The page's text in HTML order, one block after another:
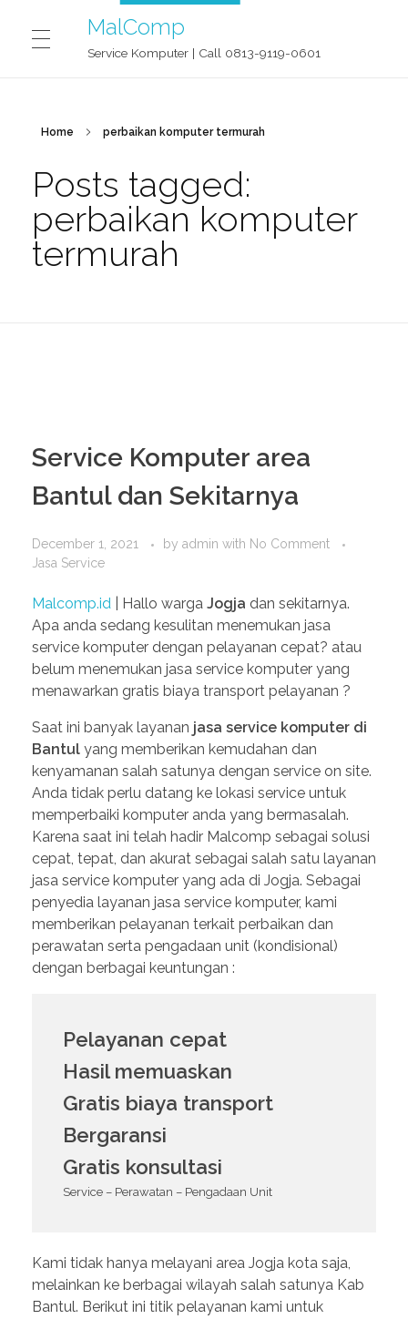
MalComp
Service Komputer | Call 0813-9119-0601
CONTACT
BLOG
Home perbaikan komputer termurah
Posts tagged:
perbaikan komputer
termurah
Service Komputer area
Bantul dan Sekitarnya
December 1, 2021 by admin with No Comment
Jasa Service
Malcomp.id | Hallo warga Jogja dan sekitarnya.
Apa anda sedang kesulitan menemukan jasa
service komputer dengan pelayanan cepat? atau
belum menemukan jasa service komputer yang
menawarkan gratis biaya transport pelayanan ?
Saat ini banyak layanan jasa service komputer di
Bantul yang memberikan kemudahan dan
kenyamanan salah satunya dengan service on site.
Anda tidak perlu datang ke lokasi service untuk
memperbaiki komputer anda yang bermasalah.
Karena saat ini telah hadir Malcomp sebagai solusi
cepat, tepat, dan akurat sebagai salah satu layanan
jasa service komputer yang ada di Jogja. Sebagai
penyedia layanan jasa service komputer, kami
memberikan pelayanan terkait perbaikan dan
perawatan serta pengadaan unit (kondisional)
dengan berbagai keuntungan :
Pelayanan cepat
Hasil memuaskan
Gratis biaya transport
Bergaransi
Gratis konsultasi
Service – Perawatan – Pengadaan Unit
Kami tidak hanya melayani area Jogja kota saja,
melainkan ke berbagai wilayah salah satunya Kab
Bantul. Berikut ini titik pelayanan kami untuk